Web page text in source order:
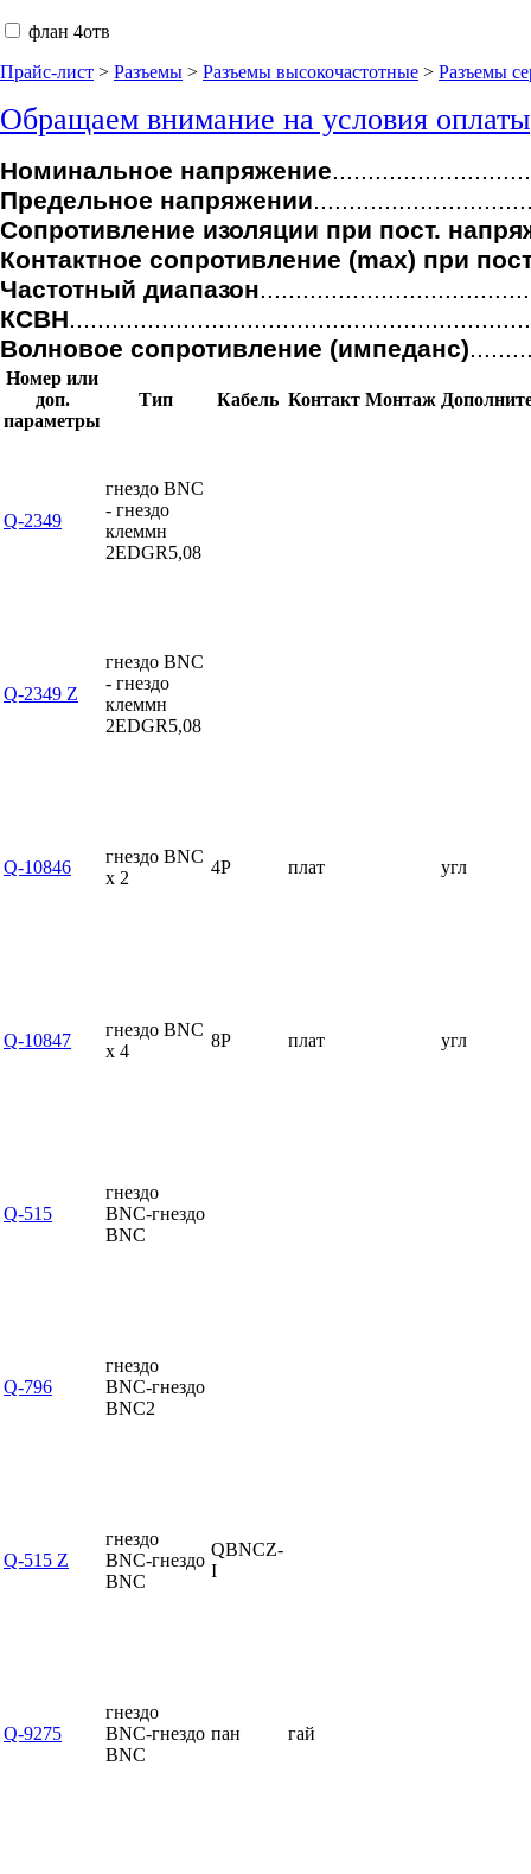
флан 4отв
Прайс-лист > Разъемы > Разъемы высокочастотные > Разъемы
Обращаем внимание на условия оплаты
Номинальное напряжение
Предельное напряжении
Сопротивление изоляции при пост.
Контактное сопротивление (max) при
Частотный диапазон
КСВН
Волновое сопротивление (импеданс)
Номер или
доп.
параметры
Тип Кабель Контакт Монтаж
Q-2349
гнездо BNC
- гнездо
клеммн
2EDGR5,08
Q-2349 Z
гнездо BNC
- гнездо
клеммн
2EDGR5,08
Q-10846
гнездо BNC
x 2
4P плат угл
Q-10847
гнездо BNC
x 4
8P плат угл
Q-515
гнездо
BNC-гнездо
BNC
Q-796
гнездо
BNC-гнездо
BNC2
Q-515 Z
гнездо
BNC-гнездо
BNC
QBNCZ-
I
Q-9275
гнездо
BNC-гнездо
BNC
пан гай